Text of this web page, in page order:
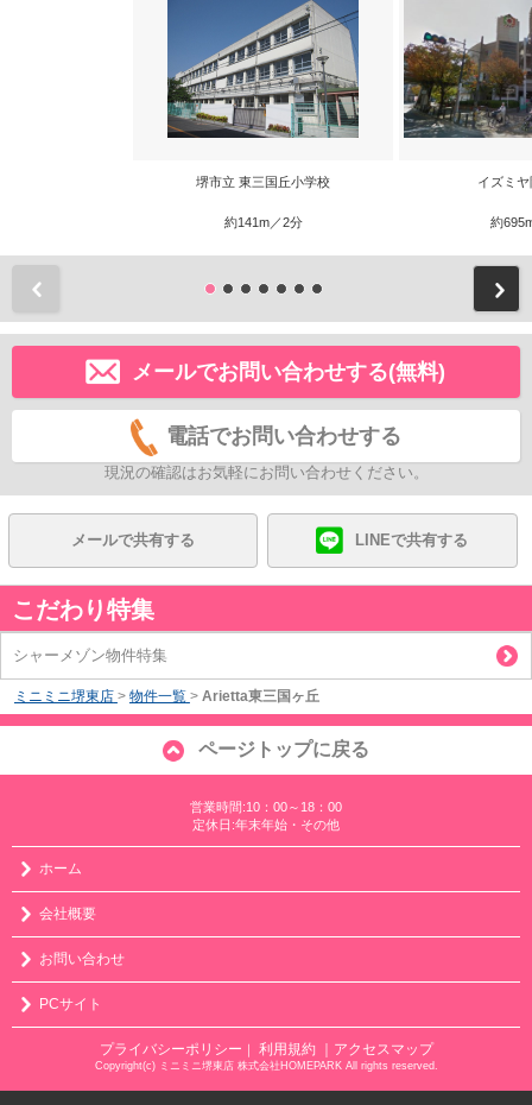
堺市立 東三国丘小学校
約141m／2分
イズミ
約
メールでお問い合わせする(無料)
電話でお問い合わせする
現況の確認はお気軽にお問い合わせください。
メールで共有する LINEで共有する
こだわり特集
シャーメゾン物件特集
ミニミニ堺東店 > 物件一覧 > Arietta東三国ヶ丘
ページトップに戻る
営業時間:10：00～18：00
定休日:年末年始・その他
ホーム
会社概要
お問い合わせ
PCサイト
プライバシーポリシー 利用規約 ｜アクセスマップ
Copyright(c) ミニミニ堺東店 株式会社HOMEPARK All rights reserved.